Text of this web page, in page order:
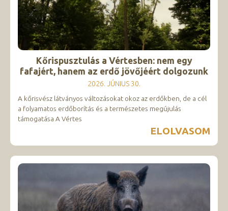
Kőrispusztulás a Vértesben: nem egy
fafajért, hanem az erdő jövőjéért dolgozunk
2026. JÚNIUS 30.
A kőrisvész látványos változásokat okoz az erdőkben, de a cél
a folyamatos erdőborítás és a természetes megújulás
támogatása A Vértes
ELOLVASOM